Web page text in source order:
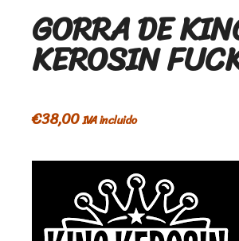
GORRA DE
KEROSIN
€38,00IVA incluido